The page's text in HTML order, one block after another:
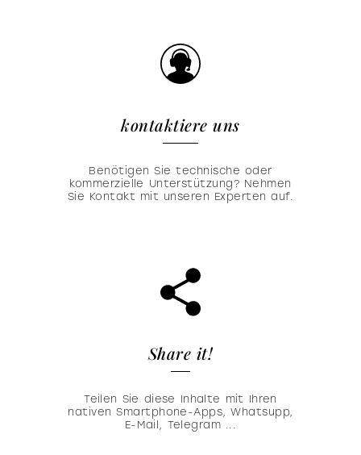
kontaktiere uns
Benötigen Sie technische oder
kommerzielle Unterstützung? Nehmen
Sie Kontakt mit unseren Experten auf.
Share it!
Teilen Sie diese Inhalte mit Ihren
nativen Smartphone-Apps, Whatsupp,
E-Mail, Telegram ...